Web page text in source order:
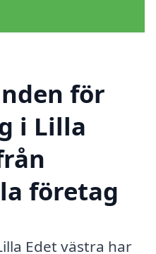
för
i Lilla
företag
Edet västra har